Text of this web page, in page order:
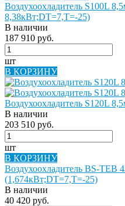
Воздухоохладитель S100L
8,38кВт;DT=7,Т=-25)
В наличии
187 910 руб.
шт
В КОРЗИНУ
Воздухоохладитель S120L
В наличии
203 510 руб.
шт
В КОРЗИНУ
Воздухоохладитель BS-TEB
(1,674кВт;DT=7,Т=-25)
В наличии
40 420 руб.